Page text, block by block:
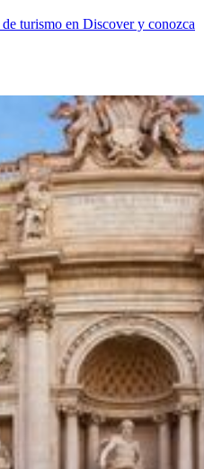
turismo en Discover y conozca